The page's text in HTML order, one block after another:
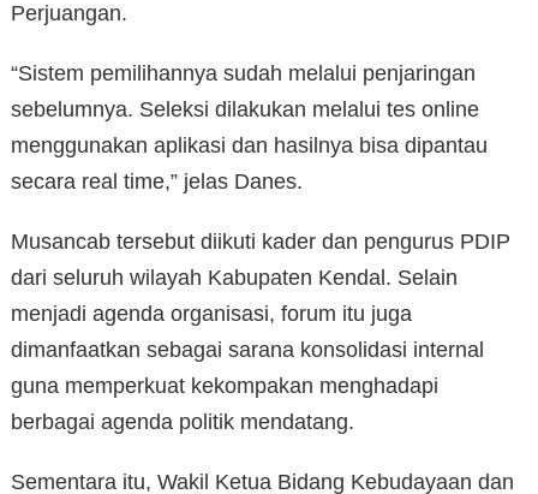
Perjuangan.
“Sistem pemilihannya sudah melalui penjaringan
sebelumnya. Seleksi dilakukan melalui tes online
menggunakan aplikasi dan hasilnya bisa dipantau
secara real time,” jelas Danes.
Musancab tersebut diikuti kader dan pengurus PDIP
dari seluruh wilayah Kabupaten Kendal. Selain
menjadi agenda organisasi, forum itu juga
dimanfaatkan sebagai sarana konsolidasi internal
guna memperkuat kekompakan menghadapi
berbagai agenda politik mendatang.
Sementara itu, Wakil Ketua Bidang Kebudayaan dan